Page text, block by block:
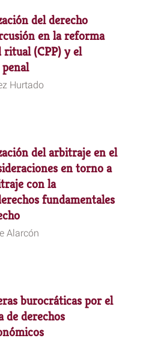
del derecho
en la reforma
(CPP) y el
Hurtado
del arbitraje en el
en torno a
con la
fundamentales
Alarcón
burocráticas por el
de derechos